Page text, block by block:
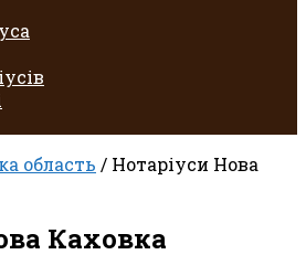
область / Нотаріуси Нова
Каховка